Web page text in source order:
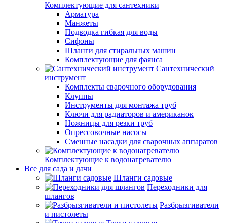
Комплектующие для сантехники
Арматура
Манжеты
Подводка гибкая для воды
Сифоны
Шланги для стиральных машин
Комплектующие для фаянса
Сантехнический
инструмент
Комплекты сварочного оборудования
Клуппы
Инструменты для монтажа труб
Ключи для радиаторов и американок
Ножницы для резки труб
Опрессовочные насосы
Сменные насадки для сварочных аппаратов
Комплектующие к водонагревателю
Все для сада и дачи
Шланги садовые
Переходники для
шлангов
Разбрызгиватели
и пистолеты